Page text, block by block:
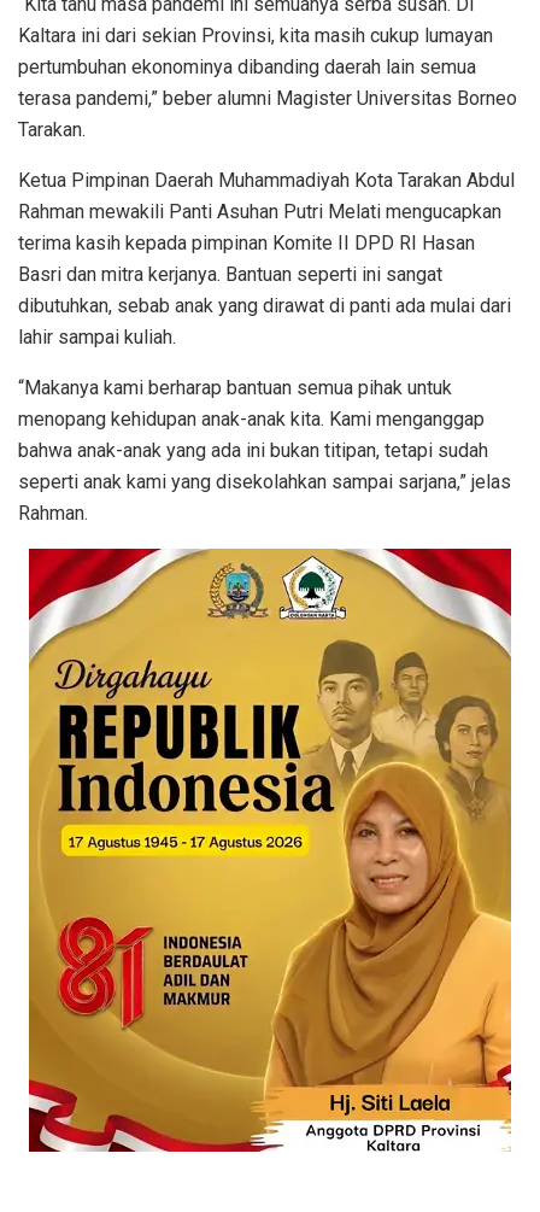
Kaltara ini dari sekian Provinsi, kita masih cukup lumayan
pertumbuhan ekonominya dibanding daerah lain semua
terasa pandemi,” beber alumni Magister Universitas Borneo
Tarakan.
Ketua Pimpinan Daerah Muhammadiyah Kota Tarakan Abdul
Rahman mewakili Panti Asuhan Putri Melati mengucapkan
terima kasih kepada pimpinan Komite II DPD RI Hasan
Basri dan mitra kerjanya. Bantuan seperti ini sangat
dibutuhkan, sebab anak yang dirawat di panti ada mulai dari
lahir sampai kuliah.
“Makanya kami berharap bantuan semua pihak untuk
menopang kehidupan anak-anak kita. Kami menganggap
bahwa anak-anak yang ada ini bukan titipan, tetapi sudah
seperti anak kami yang disekolahkan sampai sarjana,” jelas
Rahman.